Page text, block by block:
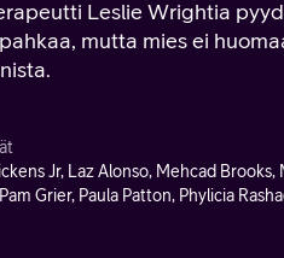
Leslie Wrightia
mutta mies ei
Jr, Laz Alonso, Mehcad Brooks,
Grier, Paula Patton, Phylicia